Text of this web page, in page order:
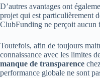
D’autres avantages ont
projet qui est particulièrement
ClubFunding ne perçoit aucun
Toutefois, afin de toujours
connaissance avec les limites
manque de transparence
performance globale ne sont